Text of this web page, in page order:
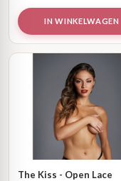
IN WINKELWAGEN
The Kiss - Open Lace